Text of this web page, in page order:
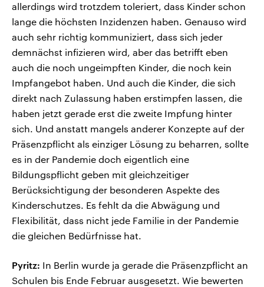
allerdings wird trotzdem toleriert, dass Kinder schon
lange die höchsten Inzidenzen haben. Genauso wird
auch sehr richtig kommuniziert, dass sich jeder
demnächst infizieren wird, aber das betrifft eben
auch die noch ungeimpften Kinder, die noch kein
Impfangebot haben. Und auch die Kinder, die sich
direkt nach Zulassung haben erstimpfen lassen, die
haben jetzt gerade erst die zweite Impfung hinter
sich. Und anstatt mangels anderer Konzepte auf der
Präsenzpflicht als einziger Lösung zu beharren, sollte
es in der Pandemie doch eigentlich eine
Bildungspflicht geben mit gleichzeitiger
Berücksichtigung der besonderen Aspekte des
Kinderschutzes. Es fehlt da die Abwägung und
Flexibilität, dass nicht jede Familie in der Pandemie
die gleichen Bedürfnisse hat.
Pyritz: In Berlin wurde ja gerade die Präsenzpflicht an
Schulen bis Ende Februar ausgesetzt. Wie bewerten